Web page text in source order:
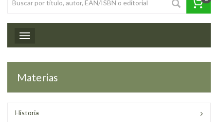
Toggle navigation
Materias
Historia